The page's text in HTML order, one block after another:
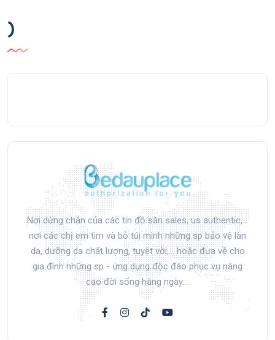
)
Nơi dừng chân của các tín đồ săn sales, us authentic,...
nơi các chị em tìm và bỏ túi mình những sp bảo vệ làn
da, dưỡng da chất lượng, tuyệt vời,... hoặc đưa về cho
gia đình những sp - ứng dụng độc đáo phục vụ nâng
cao đời sống hàng ngày....